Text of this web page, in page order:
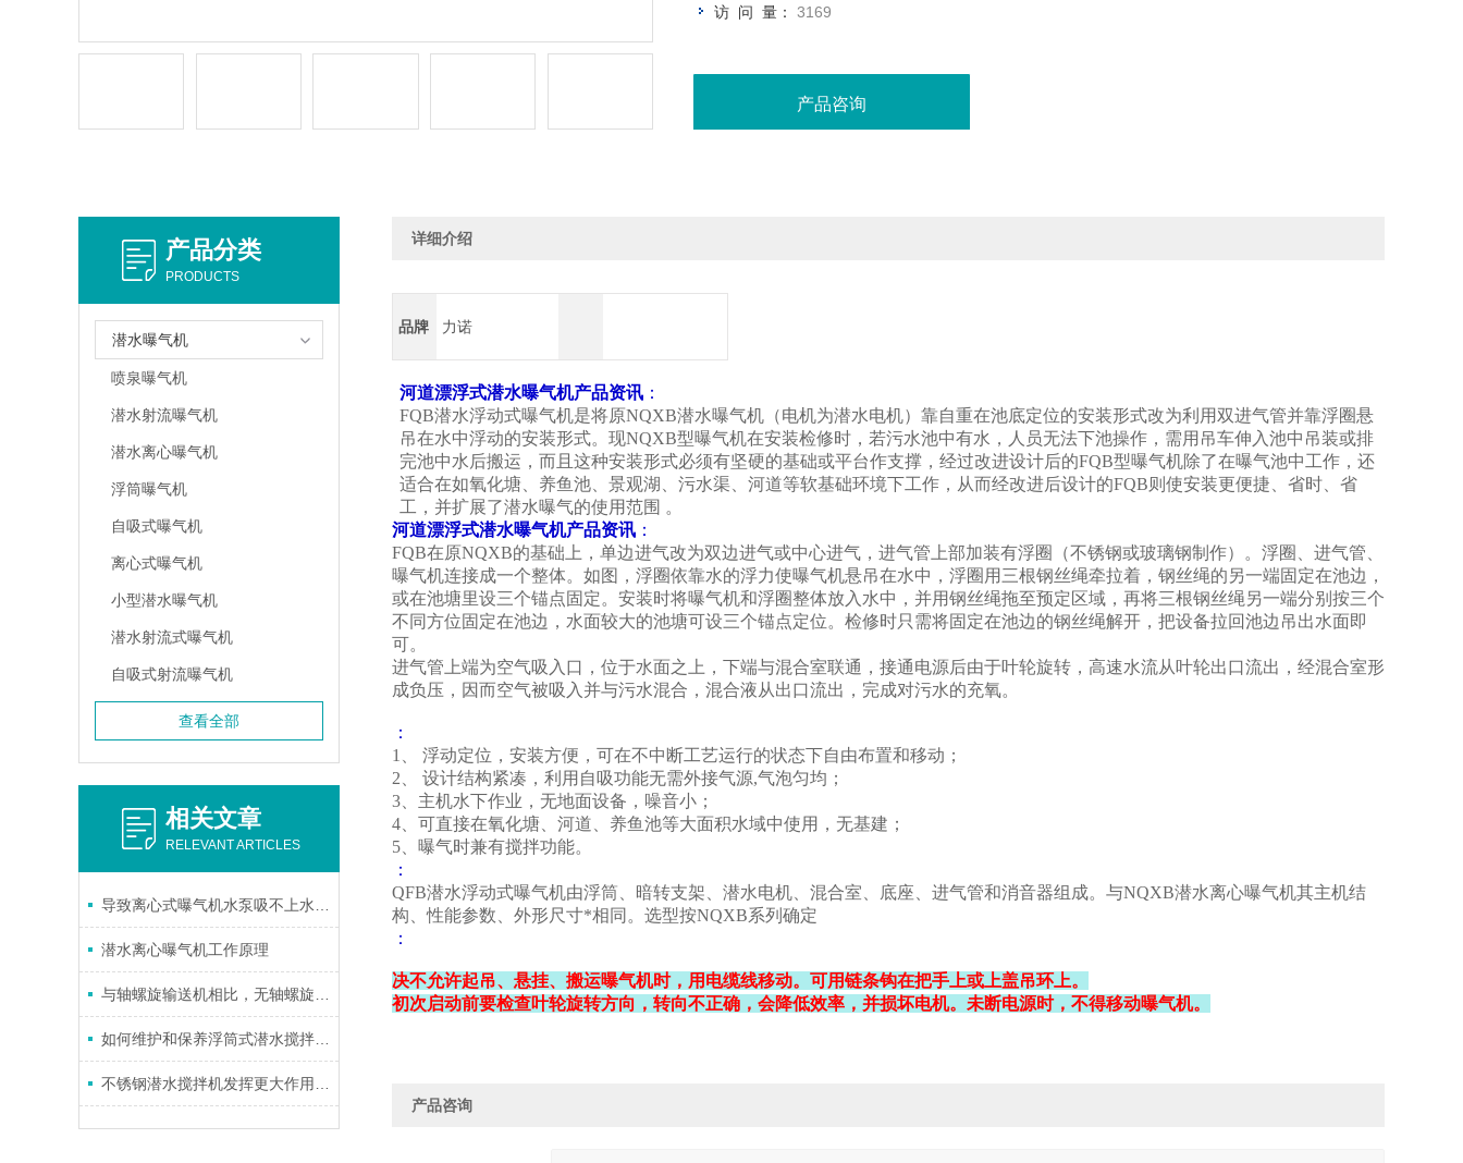
访 问 量： 3169
产品咨询
产品分类
PRODUCTS
潜水曝气机
喷泉曝气机
潜水射流曝气机
潜水离心曝气机
浮筒曝气机
自吸式曝气机
离心式曝气机
小型潜水曝气机
潜水射流式曝气机
自吸式射流曝气机
查看全部
相关文章
RELEVANT ARTICLES
潜水离心曝气机工作原理
详细介绍
品牌 力诺
河道漂浮式潜水曝气机产品资讯 ：
FQB潜水浮动式曝气机是将原NQXB潜水曝气机（电机为潜水电机）靠自重在池底定位的安装形式改为利用双进气管并靠浮圈悬
吊在水中浮动的安装形式。现NQXB型曝气机在安装检修时，若污水池中有水，人员无法下池操作，需用吊车伸入池中吊装或排
完池中水后搬运，而且这种安装形式必须有坚硬的基础或平台作支撑，经过改进设计后的FQB型曝气机除了在曝气池中工作，还
适合在如氧化塘、养鱼池、景观湖、污水渠、河道等软基础环境下工作，从而经改进后设计的FQB则使安装更便捷、省时、省
工，并扩展了潜水曝气的使用范围 。
河道漂浮式潜水曝气机产品资讯 ：
FQB在原NQXB的基础上，单边进气改为双边进气或中心进气，进气管上部加装有浮圈（不锈钢或玻璃钢制作）。浮圈、进气管、
曝气机连接成一个整体。如图，浮圈依靠水的浮力使曝气机悬吊在水中，浮圈用三根钢丝绳牵拉着，钢丝绳的另一端固定在池边，
或在池塘里设三个锚点固定。安装时将曝气机和浮圈整体放入水中，并用钢丝绳拖至预定区域，再将三根钢丝绳另一端分别按三个
不同方位固定在池边，水面较大的池塘可设三个锚点定位。检修时只需将固定在池边的钢丝绳解开，把设备拉回池边吊出水面即
可。
进气管上端为空气吸入口，位于水面之上，下端与混合室联通，接通电源后由于叶轮旋转，高速水流从叶轮出口流出，经混合室形
成负压，因而空气被吸入并与污水混合，混合液从出口流出，完成对污水的充氧。
：
1、 浮动定位，安装方便，可在不中断工艺运行的状态下自由布置和移动；
2、 设计结构紧凑，利用自吸功能无需外接气源,气泡匀均；
3、主机水下作业，无地面设备，噪音小；
4、可直接在氧化塘、河道、养鱼池等大面积水域中使用，无基建；
5、曝气时兼有搅拌功能。
：
QFB潜水浮动式曝气机由浮筒、暗转支架、潜水电机、混合室、底座、进气管和消音器组成。与NQXB潜水离心曝气机其主机结
构、性能参数、外形尺寸*相同。选型按NQXB系列确定
：
决不允许起吊、悬挂、搬运曝气机时，用电缆线移动。可用链条钩在把手上或上盖吊环上。
初次启动前要检查叶轮旋转方向，转向不正确，会降低效率，并损坏电机。未断电源时，不得移动曝气机。
产品咨询